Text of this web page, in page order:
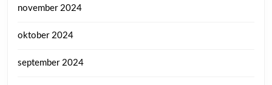
november 2024
oktober 2024
september 2024